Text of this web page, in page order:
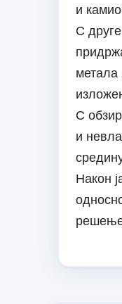
и
С
метала
С
и
Након
решење